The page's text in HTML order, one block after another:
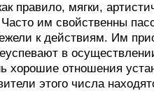
правило, мягки,
им свойственны
к действиям. Им
в
хорошие отношения
этого числа